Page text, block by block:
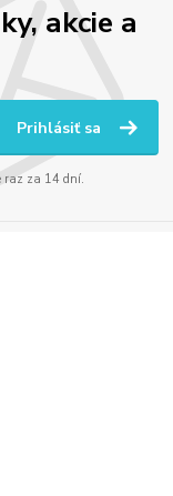
akcie a
Prihlásiť sa
raz za 14 dní.